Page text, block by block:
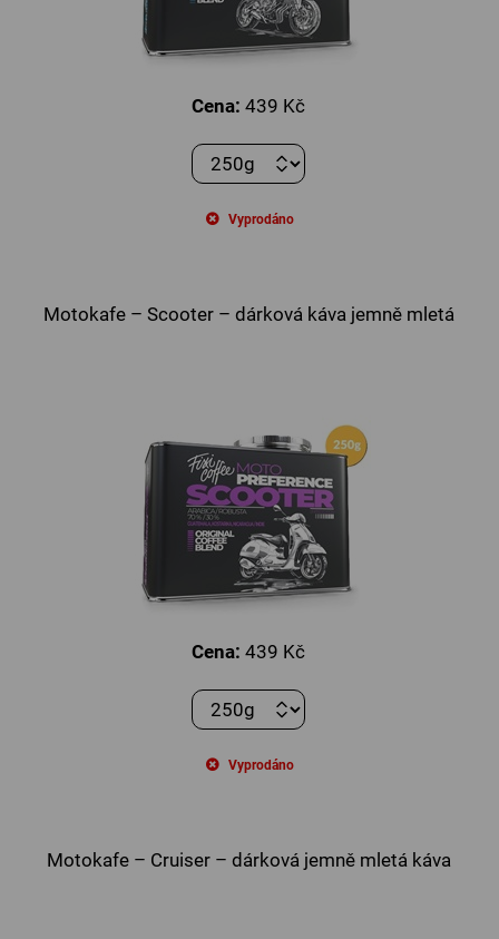
Cena: 439 Kč
Vyprodáno
Motokafe – Scooter – dárková káva jemně mletá
Cena: 439 Kč
Vyprodáno
Motokafe – Cruiser – dárková jemně mletá káva